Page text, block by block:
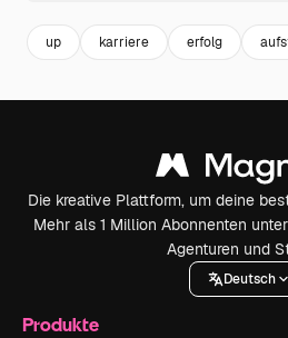
up karriere erfolg
Die kreative Plattform, um deine
Mehr als 1 Million Abonnenten
Agenturen und
Deutsch
Produkte